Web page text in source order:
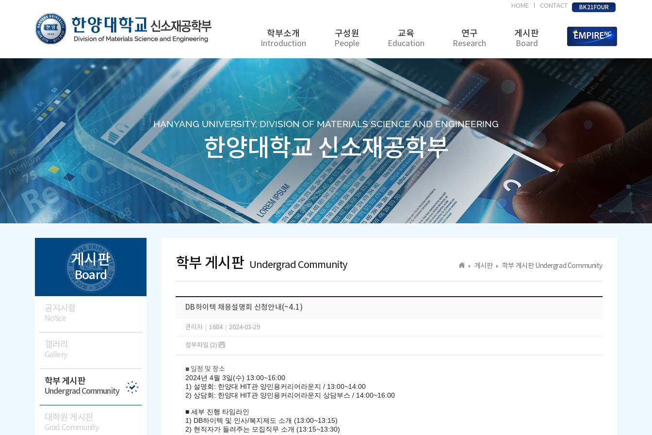
HOME CONTACT BK21FOUR
학부소개
Introduction
구성원
People
교육
Education
연구
Research
게시판
Board
HANYANG UNIVERSITY, DIVISION OF MATERIALS SCIENCE AND ENGINEERING
한양대학교 신소재공학부
게시판
Board
공지사항
Notice
갤러리
Gallery
학부 게시판
Undergrad Community
대학원 게시판
Grad Community
학부 게시판 Undergrad Community 게시판 학부 게시판 Undergrad Community
DB하이텍 채용설명회 신청안내(~4.1)
관리자 1684 2024-03-29
첨부파일 (2)
■ 일정 및 장소
2024년 4월 3일(수) 13:00~16:00
1) 설명회: 한양대 HIT관 양민용커리어라운지 / 13:00~14:00
2) 상담회: 한양대 HIT관 양민용커리어라운지 상담부스 / 14:00~16:00
■ 세부 진행 타임라인
1) DB하이텍 및 인사/복지제도 소개 (13:00~13:15)
2) 현직자가 들려주는 모집직무 소개 (13:15~13:30)